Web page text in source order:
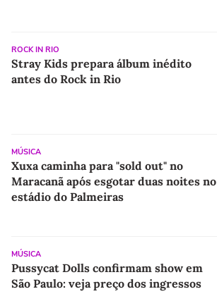
ROCK IN RIO
Stray Kids prepara álbum inédito
antes do Rock in Rio
MÚSICA
Xuxa caminha para "sold out" no
Maracanã após esgotar duas noites no
estádio do Palmeiras
MÚSICA
Pussycat Dolls confirmam show em
São Paulo: veja preço dos ingressos